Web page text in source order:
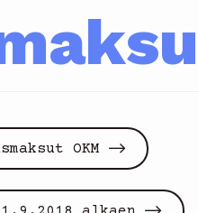
OKM